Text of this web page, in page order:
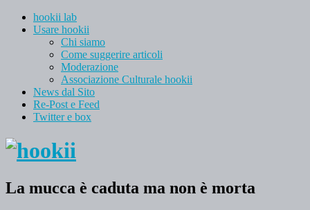
hookii lab
Usare hookii
Chi siamo
Come suggerire articoli
Moderazione
Associazione Culturale hookii
News dal Sito
Re-Post e Feed
Twitter e box
La mucca è caduta ma non è morta